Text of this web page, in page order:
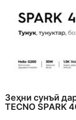
Зеҳни сунъӣ
TECNO SPARK